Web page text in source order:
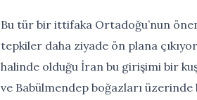
Bu tür bir ittifaka Ortadoğu’nun
tepkiler daha ziyade ön plana
halinde olduğu İran bu girişimi bir
ve Babülmendep boğazları